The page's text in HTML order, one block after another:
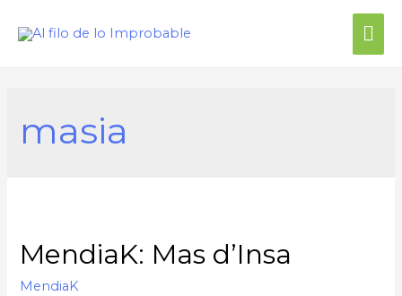
masia
MendiaK: Mas d’Insa
MendiaK